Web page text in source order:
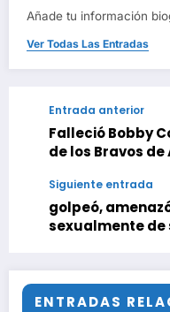
Añade tu información
Ver Todas Las Entradas
Entrada anterior
Falleció Bobby
de los Bravos
Siguiente entrada
golpeó,
sexualmente de
ENTRADAS